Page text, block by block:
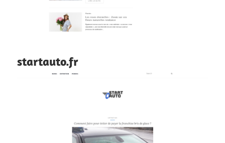
startauto.fr